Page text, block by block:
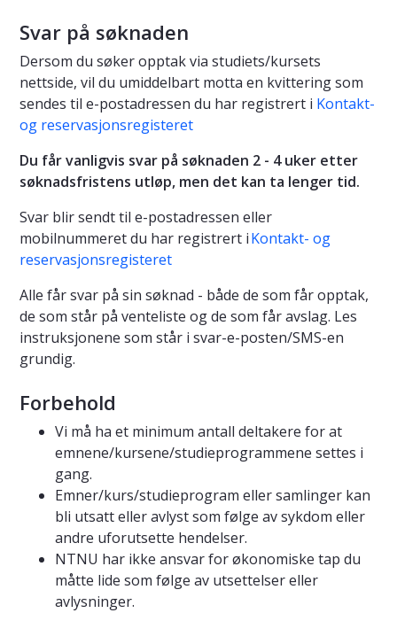
Svar på søknaden
Dersom du søker opptak via studiets/kursets
nettside, vil du umiddelbart motta en kvittering som
sendes til e-postadressen du har registrert i Kontakt-
og reservasjonsregisteret
Du får vanligvis svar på søknaden 2 - 4 uker etter
søknadsfristens utløp, men det kan ta lenger tid.
Svar blir sendt til e-postadressen eller
mobilnummeret du har registrert iKontakt- og
reservasjonsregisteret
Alle får svar på sin søknad - både de som får opptak,
de som står på venteliste og de som får avslag. Les
instruksjonene som står i svar-e-posten/SMS-en
grundig.
Forbehold
Vi må ha et minimum antall deltakere for at
emnene/kursene/studieprogrammene settes i
gang.
Emner/kurs/studieprogram eller samlinger kan
bli utsatt eller avlyst som følge av sykdom eller
andre uforutsette hendelser.
NTNU har ikke ansvar for økonomiske tap du
måtte lide som følge av utsettelser eller
avlysninger.